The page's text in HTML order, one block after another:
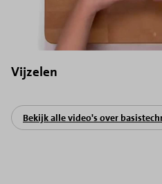
Vijzelen
Bekijk alle video's over